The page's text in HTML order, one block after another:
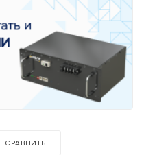
СРАВНИТЬ